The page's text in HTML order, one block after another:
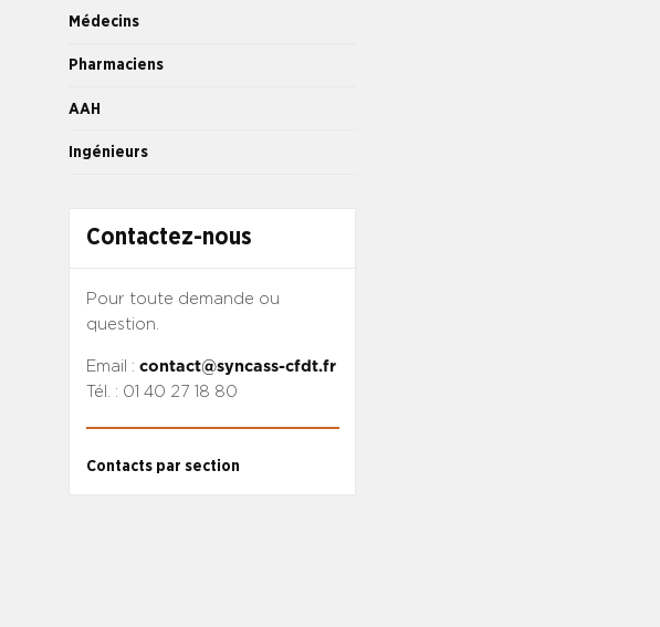
Médecins
Pharmaciens
AAH
Ingénieurs
Contactez-nous
Pour toute demande ou
question.
Email : contact@syncass-cfdt.fr
Tél. : 01 40 27 18 80
Contacts par section